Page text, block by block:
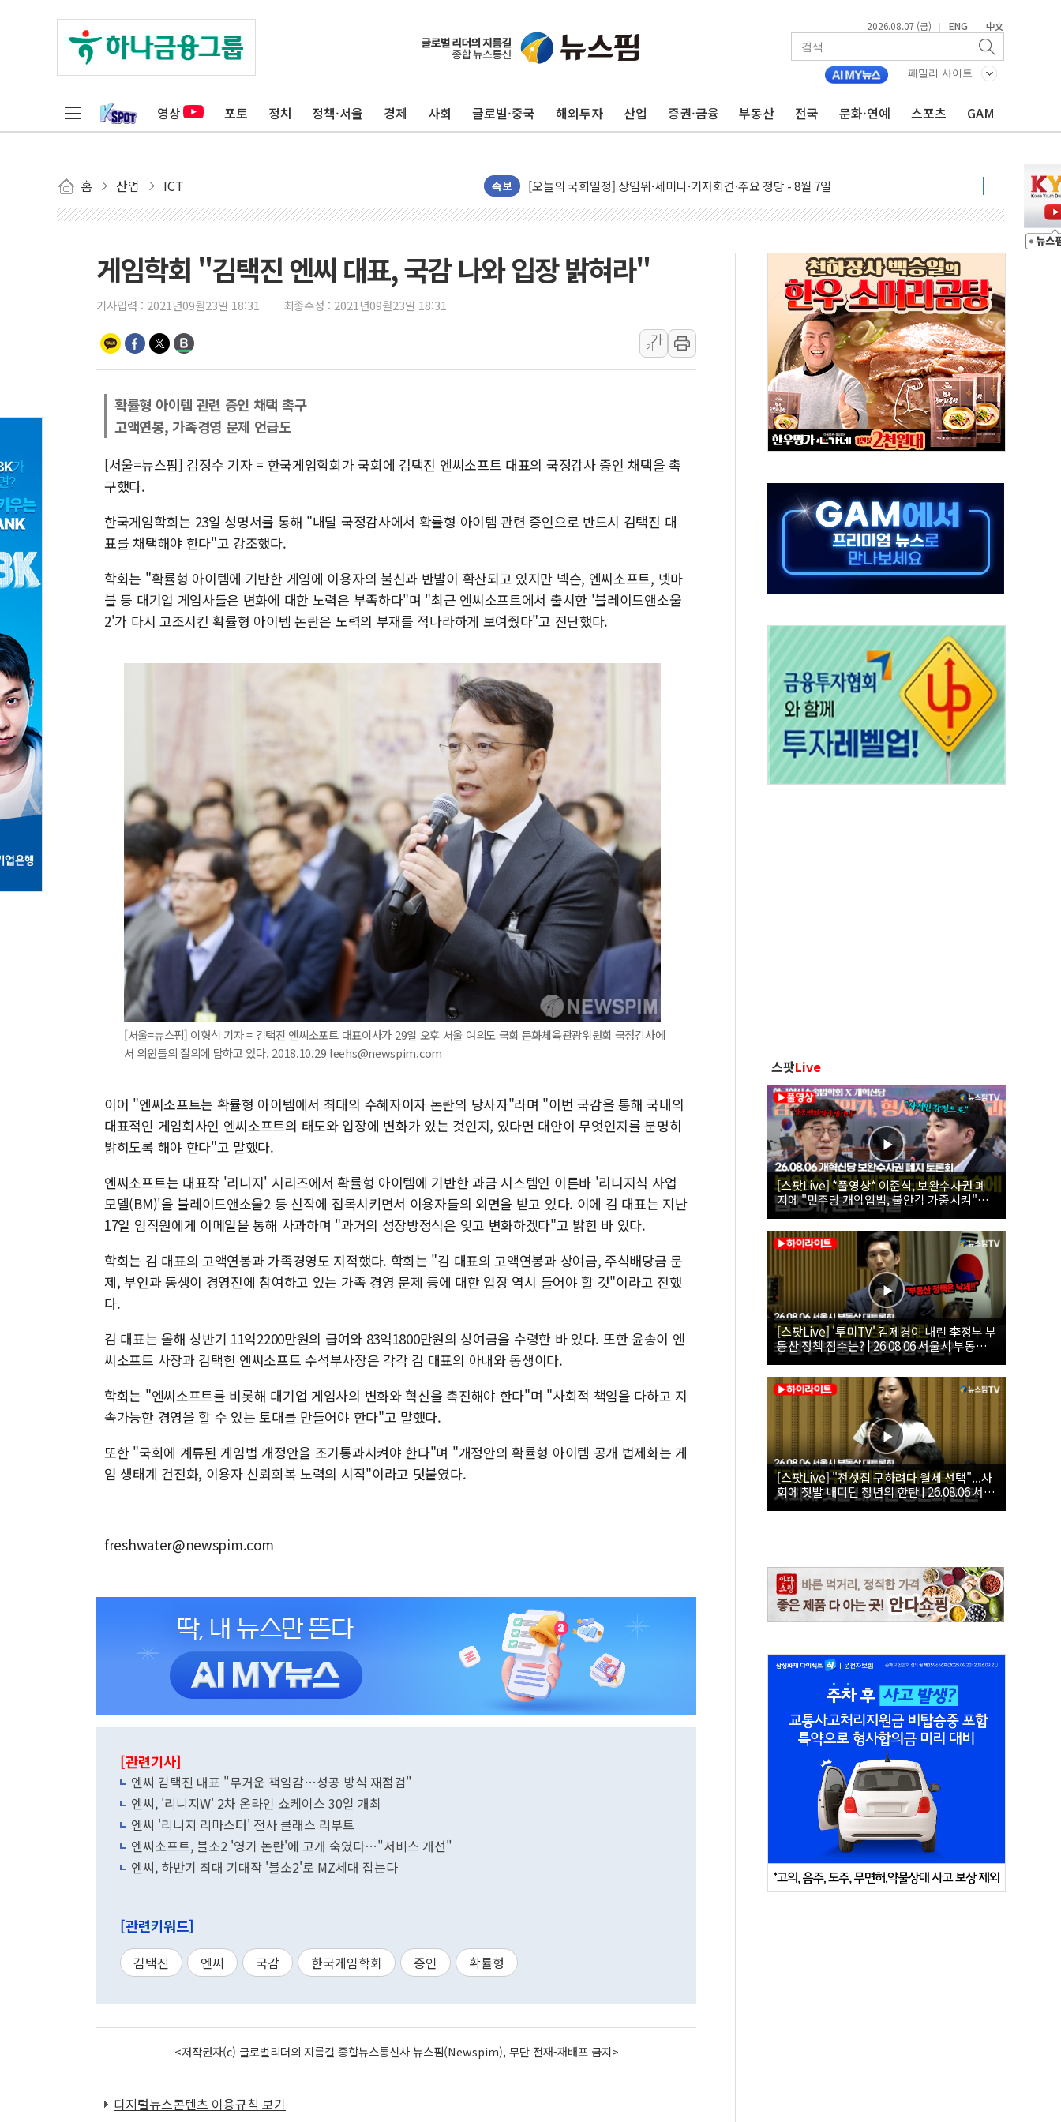
2026.08.07 (금) | ENG | 中文
패밀리 사이트
영상 포토 정치 정책·서울 경제 사회 글로벌·중국 해외투자 산업 증권·금융 부동산 전국 문화·연예 스포츠 GAM
홈 산업 ICT 속보
뉴욕증시, 유가·금리 부담에 하락…다우 5거래일 랠리 '마침표'
이란, 오만과 호르무즈 해협 재개방 합의 막바지.."美와 직접 협상 없어"
李대통령, 오늘 부동산 정책 점검 2차 회의…주택 공급 대책 막바지 조율할 듯
[오늘의 정치일정] 8월 7일(금)
이란, 美·이스라엘 선박 호르무즈 통항 제한 추진…美 "통행 막을 권한 없어"
유럽증시, 견조한 실적 소화하며 대부분 상승… "2분기 기업 순이익 21% 증가" 전망
구광모, 내주 실리콘밸리서 젠슨 황 재회…로봇·AI 데이터센터·모빌리티 구체화
뉴욕증시 개장 전 특징주...모더나·아이온큐·도어대시↑ VS 샌디스크·피그마·앱러빈↓
김정관 장관 "영업이익 N% 성과급 반대…상법·자본시장법 개정 논의"
뉴욕증시 프리뷰, 미 주가선물 AI주 차익실현 속 혼조세...웨스턴디지털·샌디스크↓
청와대, 북한 단거리 탄도미사일 발사에 긴급 안보 점검회의
금값 7주 만에 최고…美 고용 둔화·호르무즈 재개방 기대에 강세
[인도증시] 중동 긴장 완화에 실적 호조까지, 상승...호실적 보고 기업 상승세 뚜렷
러, 1인칭시점 드론으로 우크라 민간인 '사파리' 공격… 시민들 공포감 극대화 전략
[베트남 증시] 지수 하락 속 'DGC' 임시 주총 기대감에 홀로 상한가…마진 잔액은 사상 최고
'월가의 황제' 다이먼 "금융시장 레버리지 위험수위…숨은 차입이 더 큰 변수"
양주 섬유염색공장서 화재 1명 중상…대응 1단계 진압 중
게임학회 "김택진 엔씨 대표, 국감 나와 입장 밝혀라"
기사입력 : 2021년09월23일 18:31 최종수정 : 2021년09월23일 18:31
가
가
확률형 아이템 관련 증인 채택 촉구
고액연봉, 가족경영 문제 언급도
[서울=뉴스핌] 김정수 기자 = 한국게임학회가 국회에 김택진 엔씨소프트 대표의 국정감사 증인 채택을 촉
구했다.
한국게임학회는 23일 성명서를 통해 "내달 국정감사에서 확률형 아이템 관련 증인으로 반드시 김택진 대
표를 채택해야 한다"고 강조했다.
학회는 "확률형 아이템에 기반한 게임에 이용자의 불신과 반발이 확산되고 있지만 넥슨, 엔씨소프트, 넷마
블 등 대기업 게임사들은 변화에 대한 노력은 부족하다"며 "최근 엔씨소프트에서 출시한 '블레이드앤소울
2'가 다시 고조시킨 확률형 아이템 논란은 노력의 부재를 적나라하게 보여줬다"고 진단했다.
[서울=뉴스핌] 이형석 기자 = 김택진 엔씨소포트 대표이사가 29일 오후 서울 여의도 국회 문화체육관광위원회 국정감사에
서 의원들의 질의에 답하고 있다. 2018.10.29 leehs@newspim.com
이어 "엔씨소프트는 확률형 아이템에서 최대의 수혜자이자 논란의 당사자"라며 "이번 국감을 통해 국내의
대표적인 게임회사인 엔씨소프트의 태도와 입장에 변화가 있는 것인지, 있다면 대안이 무엇인지를 분명히
밝히도록 해야 한다"고 말했다.
엔씨소프트는 대표작 '리니지' 시리즈에서 확률형 아이템에 기반한 과금 시스템인 이른바 '리니지식 사업
모델(BM)'을 블레이드앤소울2 등 신작에 접목시키면서 이용자들의 외면을 받고 있다. 이에 김 대표는 지난
17일 임직원에게 이메일을 통해 사과하며 "과거의 성장방정식은 잊고 변화하겠다"고 밝힌 바 있다.
학회는 김 대표의 고액연봉과 가족경영도 지적했다. 학회는 "김 대표의 고액연봉과 상여금, 주식배당금 문
제, 부인과 동생이 경영진에 참여하고 있는 가족 경영 문제 등에 대한 입장 역시 들어야 할 것"이라고 전했
다.
김 대표는 올해 상반기 11억2200만원의 급여와 83억1800만원의 상여금을 수령한 바 있다. 또한 윤송이 엔
씨소프트 사장과 김택헌 엔씨소프트 수석부사장은 각각 김 대표의 아내와 동생이다.
학회는 "엔씨소프트를 비롯해 대기업 게임사의 변화와 혁신을 촉진해야 한다"며 "사회적 책임을 다하고 지
속가능한 경영을 할 수 있는 토대를 만들어야 한다"고 말했다.
또한 "국회에 계류된 게임법 개정안을 조기통과시켜야 한다"며 "개정안의 확률형 아이템 공개 법제화는 게
임 생태계 건전화, 이용자 신뢰회복 노력의 시작"이라고 덧붙였다.
freshwater@newspim.com
[관련기사]
엔씨 김택진 대표 "무거운 책임감…성공 방식 재점검"
엔씨, '리니지W' 2차 온라인 쇼케이스 30일 개최
엔씨 '리니지 리마스터' 전사 클래스 리부트
엔씨소프트, 블소2 '영기 논란'에 고개 숙였다…"서비스 개선"
엔씨, 하반기 최대 기대작 '블소2'로 MZ세대 잡는다
[관련키워드]
김택진 엔씨 국감 한국게임학회 증인 확률형
<저작권자(c) 글로벌리더의 지름길 종합뉴스통신사 뉴스핌(Newspim), 무단 전재-재배포 금지>
디지털뉴스콘텐츠 이용규칙 보기
스팟Live
[스팟Live] *풀영상* 이준석, 보완수사권 폐
지에 "민주당 개악입법, 불안감 가중시켜"｜
26.08.06 개혁신당 보완수사권 폐지 토론회
[스팟Live] '투미TV' 김제경이 내린 李정부 부
동산 정책 점수는? | 26.08.06 서울시 부동산
대토론회
[스팟Live] "전셋집 구하려다 월세 선택"...사
회에 첫발 내디딘 청년의 한탄 | 26.08.06 서울
시 부동산 대토론회